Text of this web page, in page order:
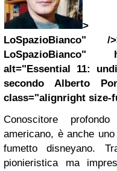
>
LoSpazioBianco"
LoSpazioBianco"
alt="Essential 11:
secondo Alberto
class="alignright size-
Conoscitore
americano, è anche
fumetto disneyano.
pionieristica ma